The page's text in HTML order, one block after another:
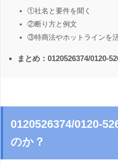
①社名と要件を聞く
②断り方と例文
③特商法やホットラインを
まとめ：0120526374/0120-
0120526374/0120-
のか？